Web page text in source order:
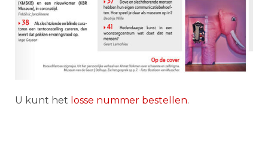
U kunt het losse nummer bestellen.